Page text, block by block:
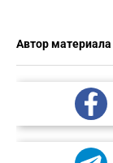
Автор материала